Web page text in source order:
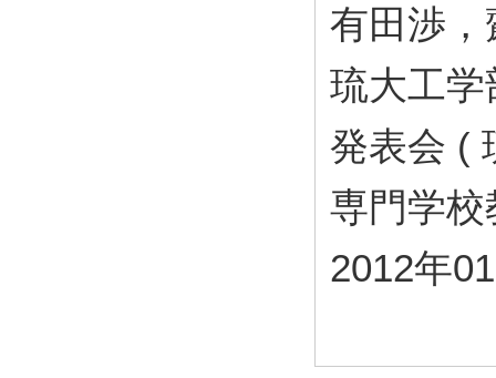
有田渉
琉大工
発表会 (
専門学
2012年